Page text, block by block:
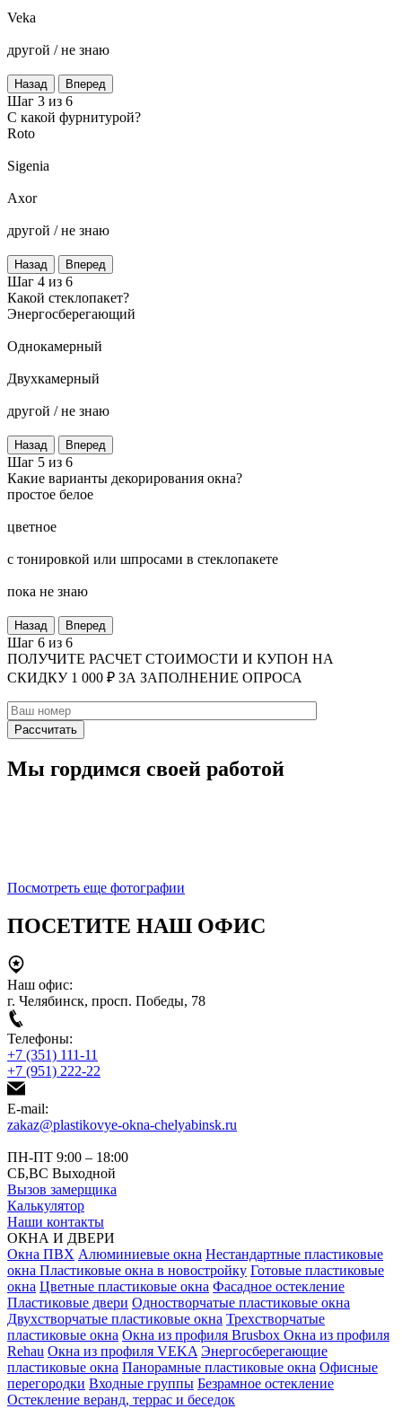
Veka
другой / не знаю
Назад Вперед
Шаг 3 из 6
C какой фурнитурой?
Roto
Sigenia
Axor
другой / не знаю
Назад Вперед
Шаг 4 из 6
Какой стеклопакет?
Энергосберегающий
Однокамерный
Двухкамерный
другой / не знаю
Назад Вперед
Шаг 5 из 6
Какие варианты декорирования окна?
простое белое
цветное
с тонировкой или шпросами в стеклопакете
пока не знаю
Назад Вперед
Шаг 6 из 6
ПОЛУЧИТЕ РАСЧЕТ СТОИМОСТИ И КУПОН НА
СКИДКУ 1 000 ₽ ЗА ЗАПОЛНЕНИЕ ОПРОСА
Мы гордимся своей работой
Посмотреть еще фотографии
ПОСЕТИТЕ НАШ ОФИС
Наш офис:
г. Челябинск, просп. Победы, 78
Телефоны:
+7 (351) 111-11
+7 (951) 222-22
E-mail:
zakaz@plastikovye-okna-chelyabinsk.ru
ПН-ПТ 9:00 – 18:00
СБ,ВС Выходной
Вызов замерщика
Калькулятор
Наши контакты
ОКНА И ДВЕРИ
Окна ПВХ Алюминиевые окна Нестандартные пластиковые
окна Пластиковые окна в новостройку Готовые пластиковые
окна Цветные пластиковые окна Фасадное остекление
Пластиковые двери Одностворчатые пластиковые окна
Двухстворчатые пластиковые окна Трехстворчатые
пластиковые окна Окна из профиля Brusbox Окна из профиля
Rehau Окна из профиля VEKA Энергосберегающие
пластиковые окна Панорамные пластиковые окна Офисные
перегородки Входные группы Безрамное остекление
Остекление веранд, террас и беседок